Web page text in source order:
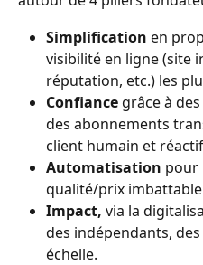
Simplification en
visibilité en ligne (site
réputation, etc.) les
Confiance grâce à
des abonnements
client humain et
Automatisation pour
qualité/prix imbattable
Impact, via la
des indépendants,
échelle.